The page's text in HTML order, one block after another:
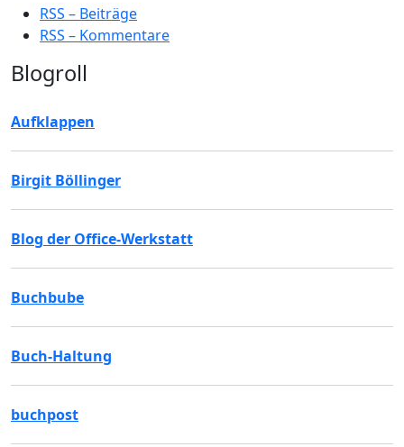
RSS – Beiträge
RSS – Kommentare
Blogroll
Aufklappen
Birgit Böllinger
Blog der Office-Werkstatt
Buchbube
Buch-Haltung
buchpost